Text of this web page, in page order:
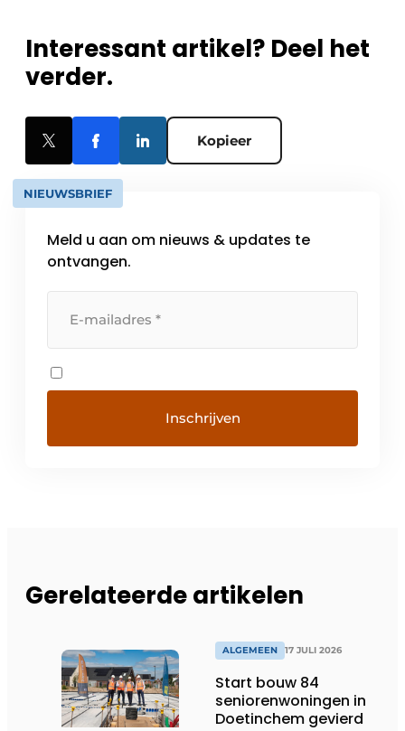
Interessant artikel? Deel het
verder.
Kopieer
NIEUWSBRIEF
Meld u aan om nieuws & updates te
ontvangen.
Gerelateerde artikelen
ALGEMEEN 17 JULI 2026
Start bouw 84
seniorenwoningen in
Doetinchem gevierd